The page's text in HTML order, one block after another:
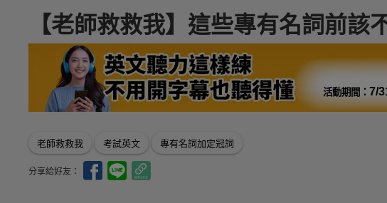
【老師救救我】這些專有名詞前該
活動期間： 7/
老師救救我 考試英文 專有名詞加定冠詞
分享給好友：